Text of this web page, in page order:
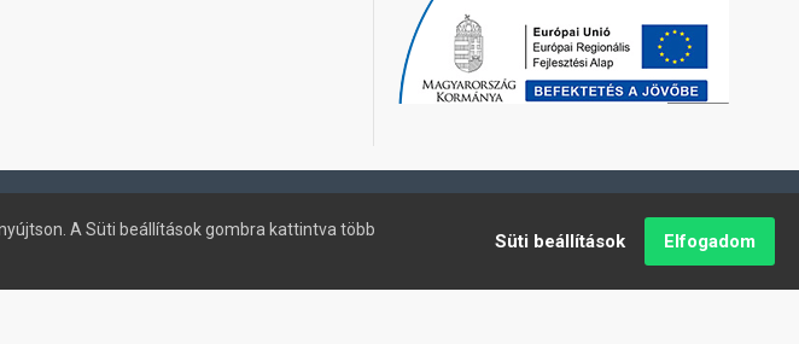
A Süti beállítások gombra kattintva több
Süti beállítások Elfogadom